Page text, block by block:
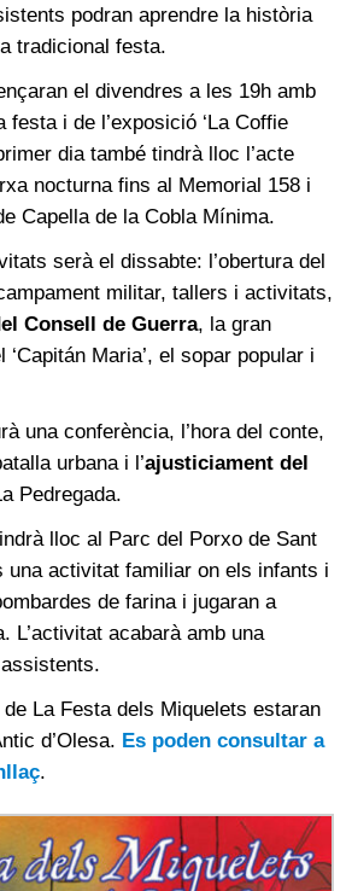
podran aprendre la història
tradicional festa.
el divendres a les 19h amb
festa i de l’exposició ‘La Coffie
dia també tindrà lloc l’acte
nocturna fins al Memorial 158 i
Capella de la Cobla Mínima.
serà el dissabte: l’obertura del
militar, tallers i activitats,
Consell de Guerra, la gran
Maria’, el sopar popular i
una conferència, l’hora del conte,
urbana i l’ajusticiament del
Pedregada.
lloc al Parc del Porxo de Sant
una activitat familiar on els infants i
de farina i jugaran a
L’activitat acabarà amb una
La Festa dels Miquelets estaran
d’Olesa. Es poden consultar a
.